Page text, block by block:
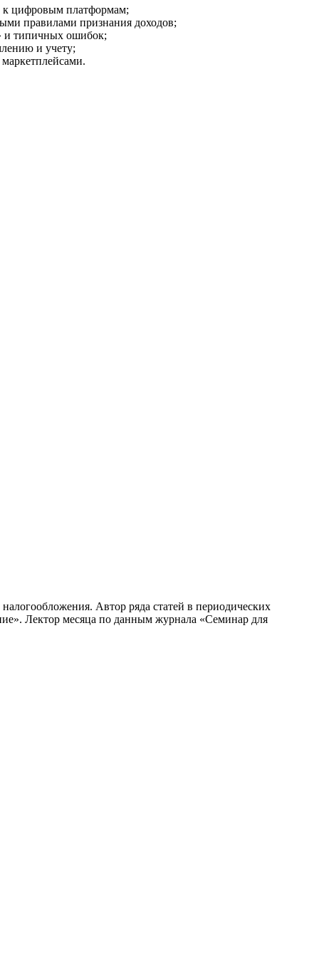
к цифровым платформам;
правилами признания доходов;
и типичных ошибок;
и учету;
Автор ряда статей в периодических
Лектор месяца по данным журнала «Семинар для